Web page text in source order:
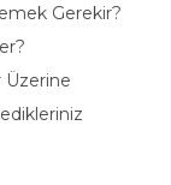
Gerekir?
Üzerine